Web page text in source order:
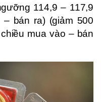
114,9 – 117,9
bán ra) (giảm 500
mua vào – bán